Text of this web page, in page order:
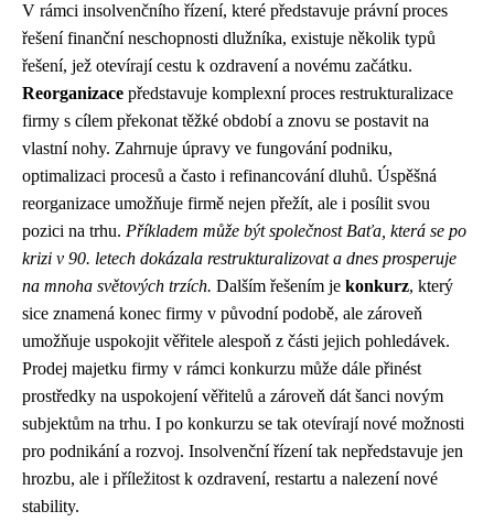
V rámci insolvenčního řízení, které představuje právní proces
řešení finanční neschopnosti dlužníka, existuje několik typů
řešení, jež otevírají cestu k ozdravení a novému začátku.
Reorganizace představuje komplexní proces restrukturalizace
firmy s cílem překonat těžké období a znovu se postavit na
vlastní nohy. Zahrnuje úpravy ve fungování podniku,
optimalizaci procesů a často i refinancování dluhů. Úspěšná
reorganizace umožňuje firmě nejen přežít, ale i posílit svou
pozici na trhu. Příkladem může být společnost Baťa, která se po
krizi v 90. letech dokázala restrukturalizovat a dnes prosperuje
na mnoha světových trzích. Dalším řešením je konkurz, který
sice znamená konec firmy v původní podobě, ale zároveň
umožňuje uspokojit věřitele alespoň z části jejich pohledávek.
Prodej majetku firmy v rámci konkurzu může dále přinést
prostředky na uspokojení věřitelů a zároveň dát šanci novým
subjektům na trhu. I po konkurzu se tak otevírají nové možnosti
pro podnikání a rozvoj. Insolvenční řízení tak nepředstavuje jen
hrozbu, ale i příležitost k ozdravení, restartu a nalezení nové
stability.